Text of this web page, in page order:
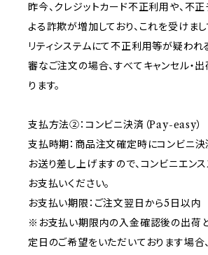
昨今、クレジットカード不正利用や、不
よる詐欺が増加しており、これを受けま
リティシステムにて不正利用等が疑われ
審なご注文の場合、すべてキャンセル・
ります。
支払方法②：コンビニ決済（Pay-easy）
支払時期：商品注文確定時にコンビニ
お送り差し上げますので、コンビニエン
お支払いください。
お支払い期限：ご注文翌日から5日以内
※お支払い期限内の入金確認後の出荷と
定日のご希望をいただいております場合